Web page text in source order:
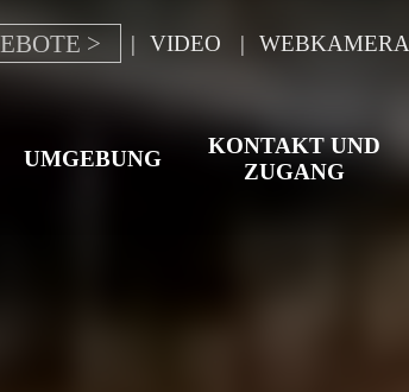
> VIDEO WEBKAMERA
UMGEBUNG
KONTAKT UND
ZUGANG